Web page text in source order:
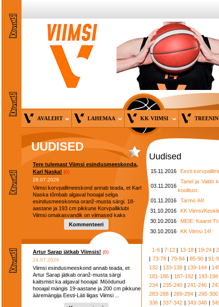
AVALEHT LAHEMAA KK VIIMSI
UUDISED
Tere tulemast Viimsi esindusmeeskonda,
Karl Naska! (0)
28.07.2026
Viimsi korvpallimeeskond annab teada, et Karl
Naska tõmbab algaval hooajal selga
esindusmeeskonna oranž-musta särgi. 18-
aastane ja 193 cm pikkune Korvpalliklubi
Viimsi omakasvandik on viimased kaks
Kommenteeri
Artur Sarap jätkab Viimsis! (0)
24.07.2026
Viimsi esindusmeeskond annab teada, et
Artur Sarap jätkab oranž-musta särgi
kaitsmist ka algaval hooajal. Möödunud
hooajal mängis 19-aastane ja 200 cm pikkune
ääremängija Eesti-Läti liigas Viimsi ...
Uudised
15.11.2016 Eesti
03.11.2016
Tanel ja Valdo
koolitust.
01.11.2016
Tarmo 44!
31.10.2016
KK Viimsi/
30.10.2016
MEIE: Kaarel
30.10.2016
KK Viimsi 14!
1-6 |7-12 | 13-18| 19-24|
| 73-78| 79-84|85-90 |91-
132 | 133-138 | 139-144 |
181-186 | 187-192| 193-198
234 |235-240 |241-246 |
283-288 |289-294 | 295-300
336 |337-342 |343-348 |